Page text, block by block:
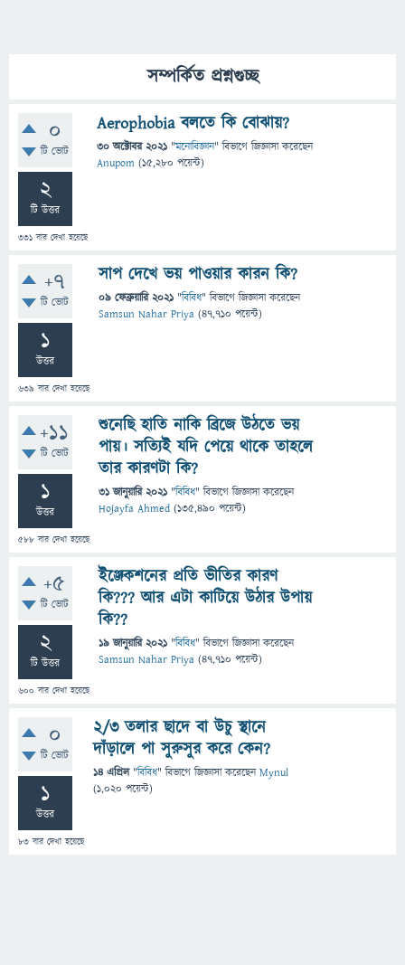
সম্পর্কিত প্রশ্নগুচ্ছ
0
টি ভোট
2
টি উত্তর
331 বার দেখা হয়েছে
Aerophobia বলতে কি বোঝায়?
30 অক্টোবর 2021 "মনোবিজ্ঞান" বিভাগে জিজ্ঞাসাকরেছেন
Anupom (15,280 পয়েন্ট)
+7
টি ভোট
1
উত্তর
639 বার দেখা হয়েছে
সাপ দেখে ভয় পাওয়ার কারন কি?
09 ফেব্রুয়ারি 2021 "বিবিধ" বিভাগে জিজ্ঞাসাকরেছেন
Samsun Nahar Priya (47,710 পয়েন্ট)
+11
টি ভোট
1
উত্তর
588 বার দেখা হয়েছে
শুনেছি হাতি নাকি ব্রিজে উঠতে ভয়
পায়। সত্যিই যদি পেয়ে থাকে তাহলে
তার কারণটা কি?
31 জানুয়ারি 2021 "বিবিধ" বিভাগে জিজ্ঞাসাকরেছেন
Hojayfa Ahmed (135,490 পয়েন্ট)
+5
টি ভোট
2
টি উত্তর
600 বার দেখা হয়েছে
ইঞ্জেকশনের প্রতি ভীতির কারণ
কি??? আর এটা কাটিয়ে উঠার উপায়
কি??
19 জানুয়ারি 2021 "বিবিধ" বিভাগে জিজ্ঞাসাকরেছেন
Samsun Nahar Priya (47,710 পয়েন্ট)
0
টি ভোট
1
উত্তর
83 বার দেখা হয়েছে
২/৩ তলার ছাদে বা উচু স্থানে
দাঁড়ালে পা সুরুসুর করে কেন?
14 এপ্রিল "বিবিধ" বিভাগে জিজ্ঞাসাকরেছেনMynul
(1,020 পয়েন্ট)